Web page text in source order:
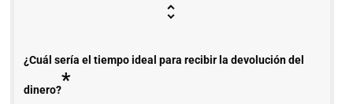
¿Cuál sería el tiempo ideal para recibir la devolución del
dinero?*